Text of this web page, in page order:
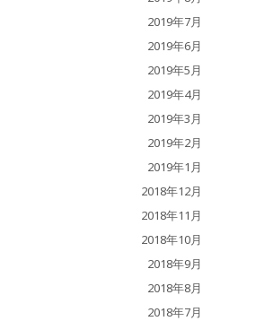
2019年7月
2019年6月
2019年5月
2019年4月
2019年3月
2019年2月
2019年1月
2018年12月
2018年11月
2018年10月
2018年9月
2018年8月
2018年7月